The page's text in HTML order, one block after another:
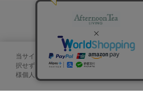
当サイトでは、サイトの利便性向上のため
択せずにページを移動した場合、クッキー
様個人を特定できる情報」は一切含まれて